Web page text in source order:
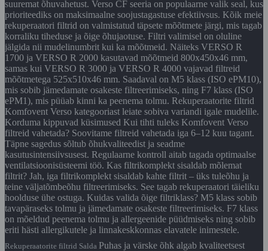
suuremat õhuvahetust. Verso CF seeria on populaarne valik seal, kus
prioriteediks on maksimaalne soojustagastuse efektiivsus. Kõik meie
rekuperaatori filtrid on valmistatud täpsete mõõtmete järgi, mis tagab
korraliku tiheduse ja õige õhujaotuse. Filtri valimisel on oluline
jälgida nii mudelinumbrit kui ka mõõtmeid. Näiteks VERSO R
1700 ja VERSO R 2000 kasutavad mõõtmeid 800x450x46 mm,
samas kui VERSO R 3000 ja VERSO R 4000 vajavad filtreid
mõõtmetega 525x510x46 mm. Saadaval on M5 klass (ISO ePM10),
mis sobib jämedamate osakeste filtreerimiseks, ning F7 klass (ISO
ePM1), mis püüab kinni ka peenema tolmu. Rekuperaatorite filtrid
Komfovent Verso kategooriast leiate sobiva variandi igale mudelile.
Korduma kippuvad küsimused Kui tihti tuleks Komfovent Verso
filtreid vahetada? Soovitame filtreid vahetada iga 6–12 kuu tagant.
Täpne sagedus sõltub õhukvaliteedist ja seadme
kasutusintensiivsusest. Regulaarne kontroll aitab tagada optimaalse
ventilatsioonisüsteemi töö. Kas filtrikomplekt sisaldab mõlemat
filtrit? Jah, iga filtrikomplekt sisaldab kahte filtrit – üks tuleõhu ja
teine väljatõmbeõhu filtreerimiseks. See tagab rekuperaatori täieliku
hoolduse ühe ostuga. Kuidas valida õige filtriklass? M5 klass sobib
tavapäraseks tolmu ja jämedamate osakeste filtreerimiseks. F7 klass
on mõeldud peenema tolmu ja allergeenide püüdmiseks ning sobib
eriti hästi allergikutele ja linnakeskkonnas elavatele inimestele.
Rekuperaatorite filtrid Salda Puhas ja värske õhk algab kvaliteetsest